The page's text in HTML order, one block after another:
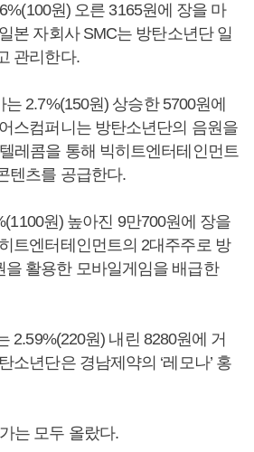
원) 오른 3165원에 장을 마
본 자회사 SMC는 방탄소년단 일
관리한다.
2.7%(150원) 상승한 5700원에
스컴퍼니는 방탄소년단의 음원을
레콤을 통해 빅히트엔터테인먼트
텐츠를 공급한다.
원) 높아진 9만700원에 장을
트엔터테인먼트의 2대주주로 방
을 활용한 모바일게임을 배급한
2.59%(220원) 내린 8280원에 거
소년단은 경남제약의 ‘레모나’ 홍
는 모두 올랐다.